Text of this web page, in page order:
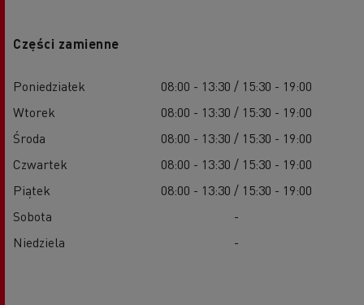
Części zamienne
Poniedziałek
08:00 - 13:30 / 15:30 - 19:00
Wtorek
08:00 - 13:30 / 15:30 - 19:00
Środa
08:00 - 13:30 / 15:30 - 19:00
Czwartek
08:00 - 13:30 / 15:30 - 19:00
Piątek
08:00 - 13:30 / 15:30 - 19:00
Sobota
-
Niedziela
-